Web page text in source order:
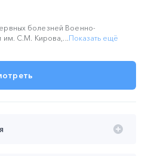
болезней Военно-
им. С.М. Кирова,...Показать ещё